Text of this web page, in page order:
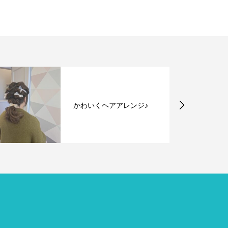
かわいくヘアアレンジ♪